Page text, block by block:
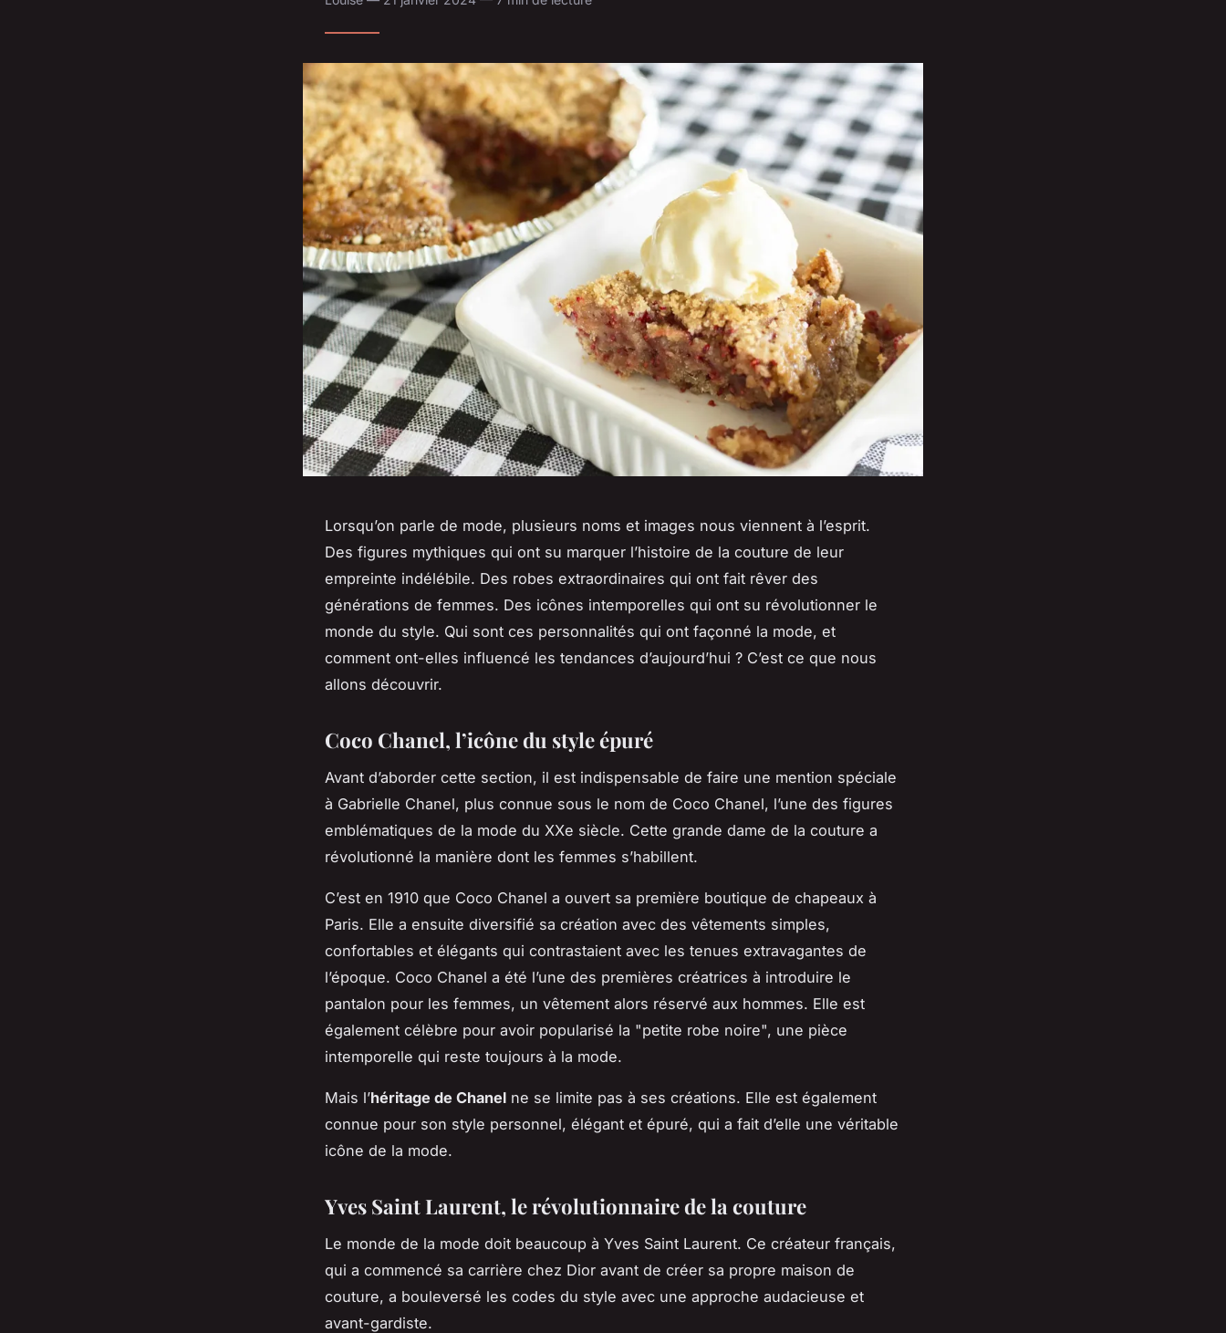
Lorsqu’on parle de mode, plusieurs noms et images nous viennent à l’esprit.
Des figures mythiques qui ont su marquer l’histoire de la couture de leur
empreinte indélébile. Des robes extraordinaires qui ont fait rêver des
générations de femmes. Des icônes intemporelles qui ont su révolutionner le
monde du style. Qui sont ces personnalités qui ont façonné la mode, et
comment ont-elles influencé les tendances d’aujourd’hui ? C’est ce que nous
allons découvrir.
Coco Chanel, l’icône du style épuré
Avant d’aborder cette section, il est indispensable de faire une mention spéciale
à Gabrielle Chanel, plus connue sous le nom de Coco Chanel, l’une des figures
emblématiques de la mode du XXe siècle. Cette grande dame de la couture a
révolutionné la manière dont les femmes s’habillent.
C’est en 1910 que Coco Chanel a ouvert sa première boutique de chapeaux à
Paris. Elle a ensuite diversifié sa création avec des vêtements simples,
confortables et élégants qui contrastaient avec les tenues extravagantes de
l’époque. Coco Chanel a été l’une des premières créatrices à introduire le
pantalon pour les femmes, un vêtement alors réservé aux hommes. Elle est
également célèbre pour avoir popularisé la "petite robe noire", une pièce
intemporelle qui reste toujours à la mode.
Mais l’héritage de Chanel ne se limite pas à ses créations. Elle est également
connue pour son style personnel, élégant et épuré, qui a fait d’elle une véritable
icône de la mode.
Yves Saint Laurent, le révolutionnaire de la couture
Le monde de la mode doit beaucoup à Yves Saint Laurent. Ce créateur français,
qui a commencé sa carrière chez Dior avant de créer sa propre maison de
couture, a bouleversé les codes du style avec une approche audacieuse et
avant-gardiste.